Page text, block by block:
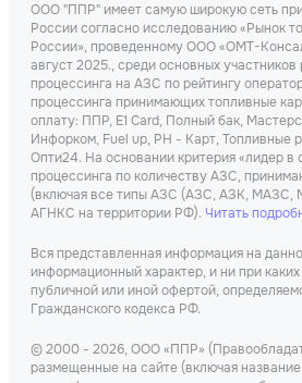
ООО "ППР" имеет самую широкую сеть
России согласно исследованию «Рынок
России», проведенному ООО «ОМТ-
август 2025., среди основных участников
процессинга на АЗС по рейтингу
процессинга принимающих топливные
оплату: ППР, Е1 Card, Полный бак,
Инфорком, Fuel up, РН - Карт, Топливные
Опти24. На основании критерия «лидер в
процессинга по количеству АЗС,
(включая все типы АЗС (АЗС, АЗК, МАЗС,
АГНКС на территории РФ). Читать
Вся представленная информация на
информационный характер, и ни при
публичной или иной офертой,
Гражданского кодекса РФ.
© 2000 - 2026, ООО «ППР»
размещенные на сайте (включая